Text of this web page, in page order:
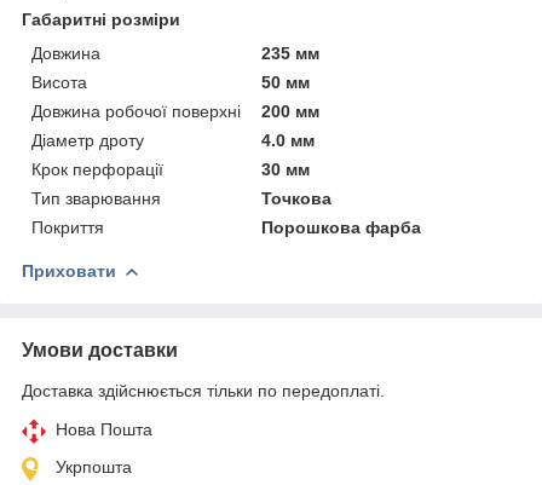
Габаритні розміри
Довжина
235 мм
Висота
50 мм
Довжина робочої поверхні
200 мм
Діаметр дроту
4.0 мм
Крок перфорації
30 мм
Тип зварювання
Точкова
Покриття
Порошкова фарба
Приховати
Умови доставки
Доставка здійснюється тільки по передоплаті.
Нова Пошта
Укрпошта